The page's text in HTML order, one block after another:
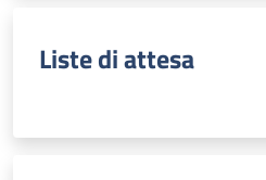
Liste di attesa